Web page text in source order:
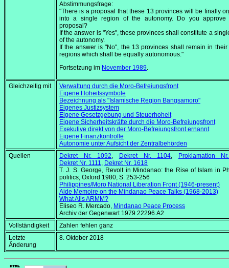
Abstimmungsfrage:
"There is a proposal that these 13 provinces will be finally
into a single region of the autonomy. Do you approve
proposal?
If the answer is "Yes", these provinces shall constitute a
of the autonomy.
If the answer is "No", the 13 provinces shall remain in their
regions which shall be equally autonomous."
Fortsetzung im November 1989.
Gleichzeitig mit
Verwaltung durch die Moro-Befreiungsfront
Eigene Hoheitssymbole
Bezeichnung als "Islamische Region Bangsamoro"
Eigenes Justizsystem
Eigene Gesetzgebung und Steuerhoheit
Eigene Sicherheitskräfte durch die Moro-Befreiungsfront
Exekutive direkt von der Moro-Befreiungsfront ernannt
Eigene Finanzkontrolle
Autonomie unter Aufsicht der Zentralbehörden
Quellen
Dekret Nr. 1092, Dekret Nr. 1104,
Proklamation
Dekret Nr. 1111, Dekret Nr. 1618
T. J. S. George, Revolt in Mindanao: the Rise of Islam in
politics, Oxford 1980, S. 253-256
Philippines/Moro National Liberation Front (1946-present)
Aide Memoire on the Mindanao Peace Talks (1968-2013)
What Ails ARMM?
Eliseo R. Mercado, Mindanao Peace Process
Archiv der Gegenwart 1979 22296.A2
Vollständigkeit
Zahlen fehlen ganz
Letzte
Änderung
8. Oktober 2018